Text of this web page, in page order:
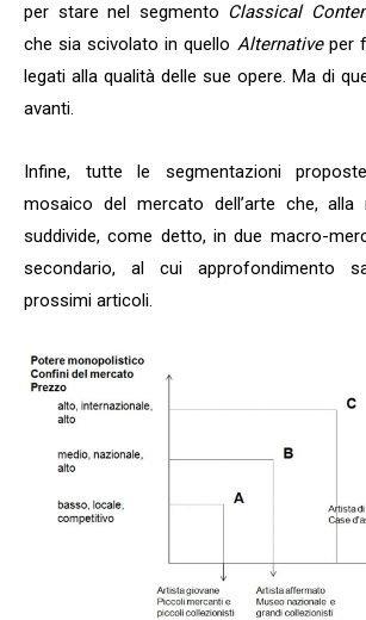
per stare nel segmento Classical
che sia scivolato in quello Alternativeper
legati alla qualità delle sue opere. Ma di
avanti.
Infine, tutte le segmentazioni
mosaico del mercato dell’arte che,
suddivide, come detto, in due macro-
secondario, al cui approfondimento
prossimi articoli.